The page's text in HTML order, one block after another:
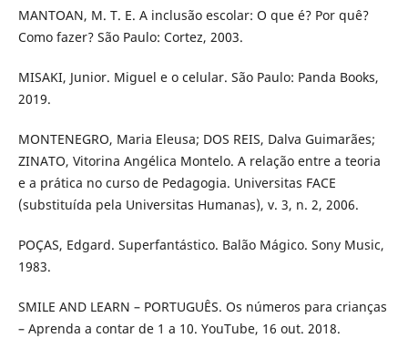
MANTOAN, M. T. E. A inclusão escolar: O que é? Por quê?
Como fazer? São Paulo: Cortez, 2003.
MISAKI, Junior. Miguel e o celular. São Paulo: Panda Books,
2019.
MONTENEGRO, Maria Eleusa; DOS REIS, Dalva Guimarães;
ZINATO, Vitorina Angélica Montelo. A relação entre a teoria
e a prática no curso de Pedagogia. Universitas FACE
(substituída pela Universitas Humanas), v. 3, n. 2, 2006.
POÇAS, Edgard. Superfantástico. Balão Mágico. Sony Music,
1983.
SMILE AND LEARN – PORTUGUÊS. Os números para crianças
– Aprenda a contar de 1 a 10. YouTube, 16 out. 2018.